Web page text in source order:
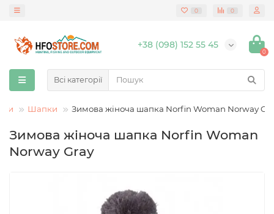
0 0
+38 (098) 152 55 45
0
Всі категорії
Шапки Зимова жіноча шапка Norfin Woman Norway
Зимова жіноча шапка Norfin Woman
Norway Gray